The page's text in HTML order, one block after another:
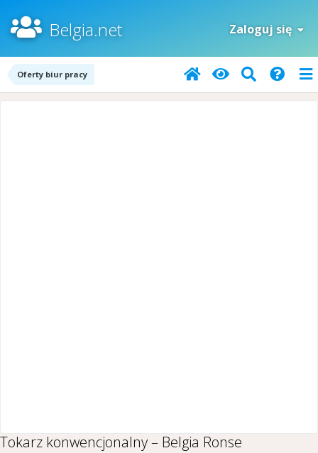
Belgia.net Zaloguj się
Oferty biur pracy
Tokarz konwencjonalny – Belgia Ronse